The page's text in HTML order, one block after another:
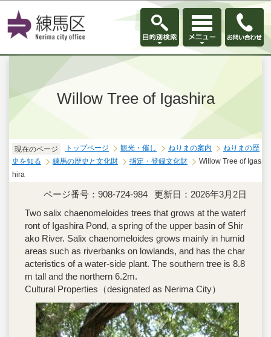
このページの本文へ移動
Willow Tree of Igashira
現在のページ トップページ 観光・催し ねりまの案内
ねりまの歴
史を知る
練馬の歴史と文化財 指定・登録文化財
Willow Tree of Igas
hira
ページ番号：908-724-984
更新日：2026年3月2日
Two salix chaenomeloides trees that grows at the waterf
ront of Igashira Pond, a spring of the upper basin of Shir
ako River. Salix chaenomeloides grows mainly in humid
areas such as riverbanks on lowlands, and has the char
acteristics of a water-side plant. The southern tree is 8.8
m tall and the northern 6.2m.
Cultural Properties（designated as Nerima City）